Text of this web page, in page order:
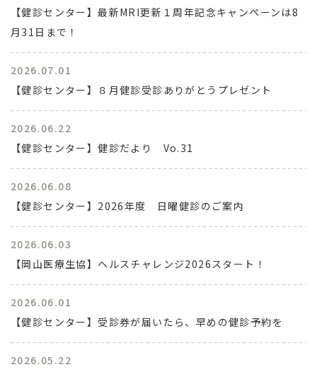
【健診センター】最新MRI更新１周年記念キャンペーンは8
月31日まで！
2026.07.01
【健診センター】８月健診受診ありがとうプレゼント
2026.06.22
【健診センター】健診だより Vo.31
2026.06.08
【健診センター】2026年度 日曜健診のご案内
2026.06.03
【岡山医療生協】ヘルスチャレンジ2026スタート！
2026.06.01
【健診センター】受診券が届いたら、早めの健診予約を
2026.05.22